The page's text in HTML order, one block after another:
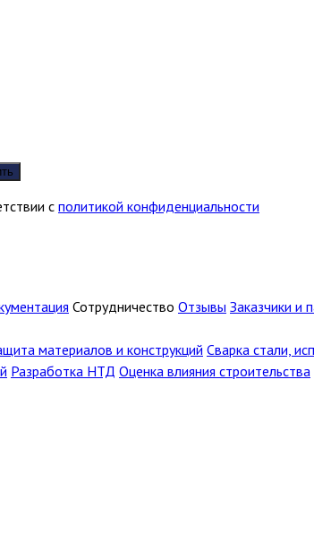
с политикой конфиденциальности
Сотрудничество Отзывы Заказчики и
материалов и конструкций Сварка стали,
Разработка НТД Оценка влияния строительства